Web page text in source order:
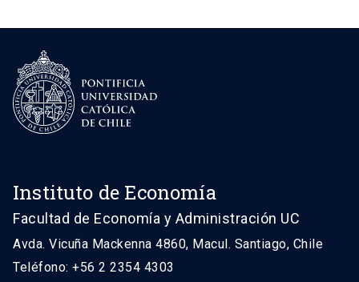
Instituto de Economía
Facultad de Economía y Administración UC
Avda. Vicuña Mackenna 4860, Macul. Santiago, Chile
Teléfono: +56 2 2354 4303